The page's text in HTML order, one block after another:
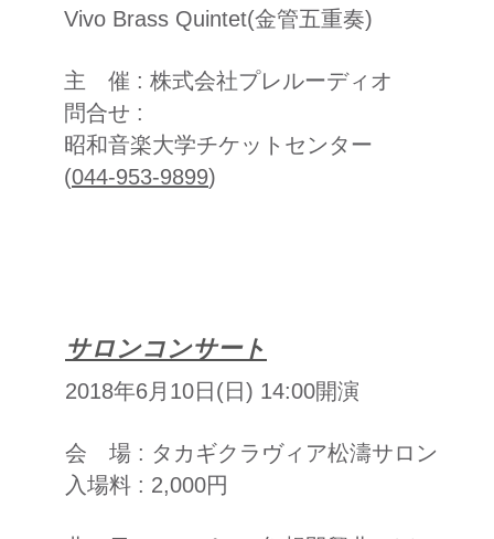
Vivo Brass Quintet(金管五重奏)
主 催 : 株式会社プレルーディオ
問合せ :
昭和音楽大学チケットセンター
(044-953-9899)
サロンコンサート
2018年6月10日(日) 14:00開演
会 場 : タカギクラヴィア松濤サロン
入場料 : 2,000円